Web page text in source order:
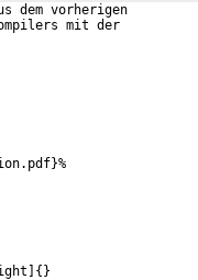
dem vorherigen
mit der